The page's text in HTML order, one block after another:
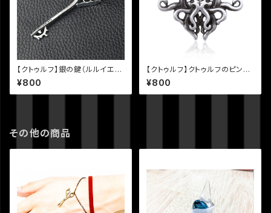
【クトゥルフ】銀の鍵（ルルイエ・
ヨグ＝ソトース）ネックレス
¥800
【クトゥルフ】クトゥルフのピンバ
ッジ
¥800
その他の商品